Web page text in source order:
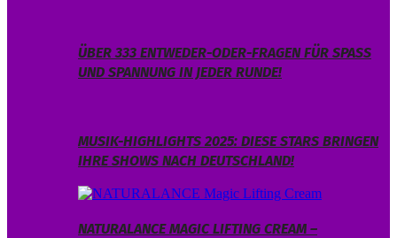
ÜBER 333 ENTWEDER-ODER-FRAGEN FÜR SPASS U
ND SPANNUNG IN JEDER RUNDE!
MUSIK-HIGHLIGHTS 2025: DIESE STARS BRINGEN
IHRE SHOWS NACH DEUTSCHLAND!
NATURALANCE MAGIC LIFTING CREAM –